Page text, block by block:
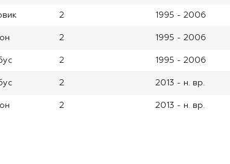
2 1995 - 2006
2 1995 - 2006
2 1995 - 2006
2 2013 - н. вр.
2 2013 - н. вр.